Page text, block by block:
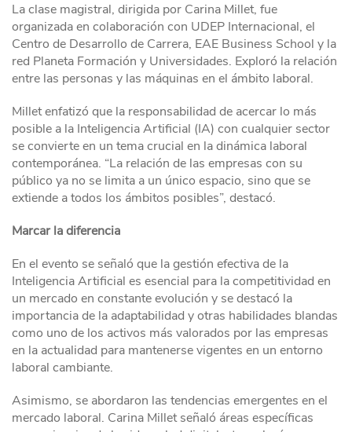
La clase magistral, dirigida por Carina Millet, fue
organizada en colaboración con UDEP Internacional, el
Centro de Desarrollo de Carrera, EAE Business School y la
red Planeta Formación y Universidades. Exploró la relación
entre las personas y las máquinas en el ámbito laboral.
Millet enfatizó que la responsabilidad de acercar lo más
posible a la Inteligencia Artificial (IA) con cualquier sector
se convierte en un tema crucial en la dinámica laboral
contemporánea. “La relación de las empresas con su
público ya no se limita a un único espacio, sino que se
extiende a todos los ámbitos posibles”, destacó.
Marcar la diferencia
En el evento se señaló que la gestión efectiva de la
Inteligencia Artificial es esencial para la competitividad en
un mercado en constante evolución y se destacó la
importancia de la adaptabilidad y otras habilidades blandas
como uno de los activos más valorados por las empresas
en la actualidad para mantenerse vigentes en un entorno
laboral cambiante.
Asimismo, se abordaron las tendencias emergentes en el
mercado laboral. Carina Millet señaló áreas específicas